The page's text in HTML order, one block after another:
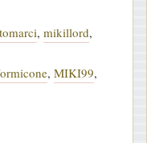
, mikillord,
, MIKI99,